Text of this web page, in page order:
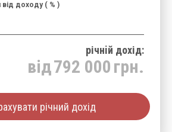
від доходу ( % )
річнiй дохід:
від792 000 грн.
річний дохід